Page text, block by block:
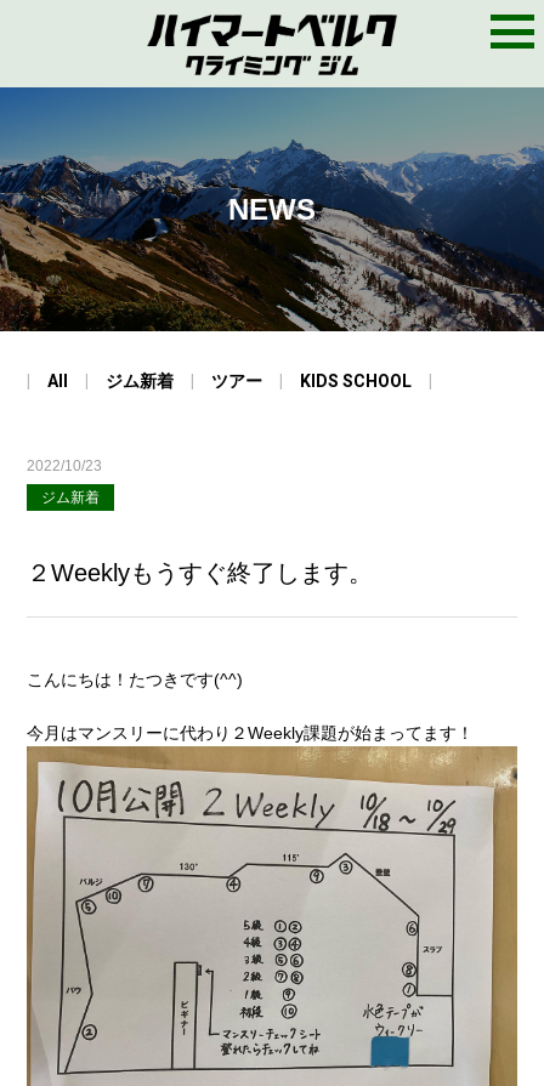
M
NEWS
All ジム新着 ツアー KIDS SCHOOL
2022/10/23
ジム新着
２Weeklyもうすぐ終了します。
こんにちは！たつきです(^^)
今月はマンスリーに代わり２Weekly課題が始まってます！